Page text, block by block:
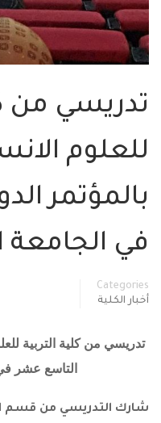
تدريسي من
للعلوم
بالمؤتمر
في
Categories
أخبار الكلية
تدريسي من كلية التربية
التاسع عشر
شارك التدريسي من قسم